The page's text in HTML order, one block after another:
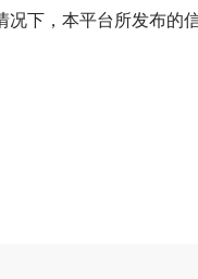
下，本平台所发布的